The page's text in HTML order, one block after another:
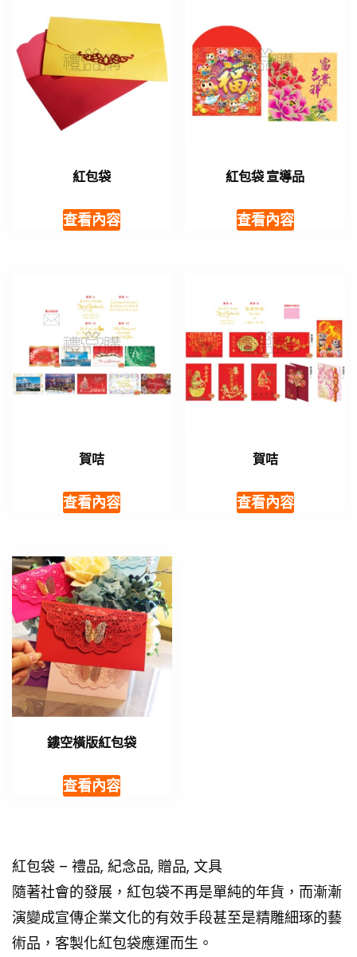
紅包袋
查看內容
紅包袋 宣導品
查看內容
賀咭
查看內容
賀咭
查看內容
鏤空橫版紅包袋
查看內容
紅包袋 – 禮品, 紀念品, 贈品, 文具
隨著社會的發展，紅包袋不再是單純的年貨，而漸漸
演變成宣傳企業文化的有效手段甚至是精雕細琢的藝
術品，客製化紅包袋應運而生。